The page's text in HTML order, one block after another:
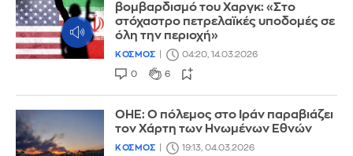
βομβαρδισμό του Χαργκ: «Στο
στόχαστρο πετρελαϊκές υποδομές σε
όλη την περιοχή»
ΚΟΣΜΟΣ 04:20, 14.03.2026
0 6
ΟΗΕ: Ο πόλεμος στο Ιράν παραβιάζει
τον Χάρτη των Ηνωμένων Εθνών
ΚΟΣΜΟΣ 19:13, 04.03.2026